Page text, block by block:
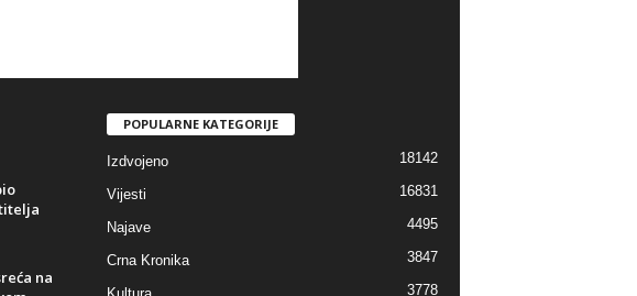
na
POPULARNE KATEGORIJE
Izdvojeno 18142
Vijesti 16831
Najave 4495
Crna Kronika 3847
3778